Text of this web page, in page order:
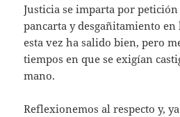
Justicia se imparta por
pancarta y desgañitamiento en
esta vez ha salido bien, pero
tiempos en que se exigían
mano.
Reflexionemos al respecto y,